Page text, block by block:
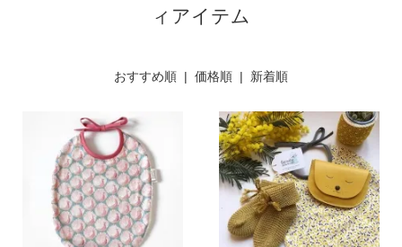
ィアイテム
おすすめ順 | 価格順 | 新着順